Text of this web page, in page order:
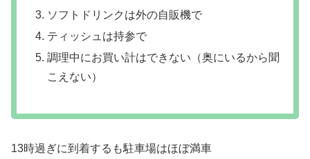
ソフトドリンクは外の自販機で
ティッシュは持参で
調理中にお買い計はできない（奥にいるから聞
こえない）
13時過ぎに到着するも駐車場はほぼ満車